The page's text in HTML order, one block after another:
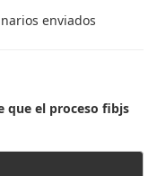
enviados
que el proceso fibjs